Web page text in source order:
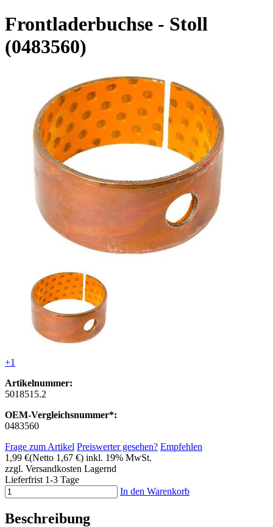
Frontladerbuchse - Stoll
(0483560)
+1
Artikelnummer:
5018515.2
OEM-Vergleichsnummer*:
0483560
Frage zum Artikel Preiswerter gesehen? Empfehlen
1,99 €(Netto 1,67 €) inkl. 19% MwSt.
zzgl. Versandkosten Lagernd
Lieferfrist 1-3 Tage
In den Warenkorb
Beschreibung